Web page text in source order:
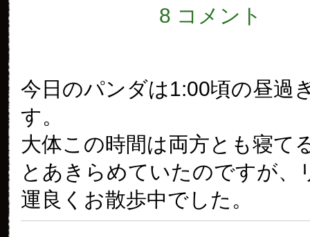
8 コメント
今日のパンダは1:00頃の昼過
す。
大体この時間は両方とも寝て
とあきらめていたのですが、
運良くお散歩中でした。